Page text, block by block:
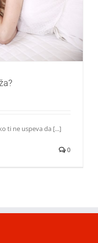
sveža?
ti ne uspeva da [...]
0